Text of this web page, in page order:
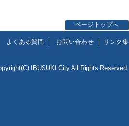
ページトップへ
よくある質問 お問い合わせ リンク集
IBUSUKI City All Rights Reserved.